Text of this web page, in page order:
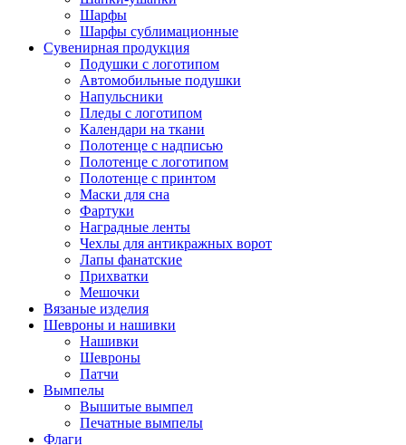
Шарфы
Шарфы сублимационные
Сувенирная продукция
Подушки с логотипом
Автомобильные подушки
Напульсники
Пледы с логотипом
Календари на ткани
Полотенце с надписью
Полотенце с логотипом
Полотенце с принтом
Маски для сна
Фартуки
Наградные ленты
Чехлы для антикражных ворот
Лапы фанатские
Прихватки
Мешочки
Вязаные изделия
Шевроны и нашивки
Нашивки
Шевроны
Патчи
Вымпелы
Вышитые вымпел
Печатные вымпелы
Флаги